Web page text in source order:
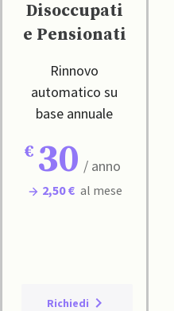
Disoccupati
e Pensionati
Rinnovo
automatico su
base annuale
30 / anno
2,50 € al mese
Richiedi